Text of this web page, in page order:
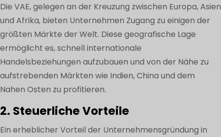
Die VAE, gelegen an der Kreuzung zwischen Europa, Asien
und Afrika, bieten Unternehmen Zugang zu einigen der
größten Märkte der Welt. Diese geografische Lage
ermöglicht es, schnell internationale
Handelsbeziehungen aufzubauen und von der Nähe zu
aufstrebenden Märkten wie Indien, China und dem
Nahen Osten zu profitieren.
2. Steuerliche Vorteile
Ein erheblicher Vorteil der Unternehmensgründung in